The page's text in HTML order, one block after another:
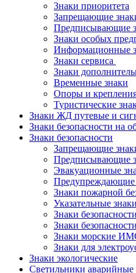
Знаки приоритета
Запрещающие
Предписывающие
Знаки особых
Информационные
Знаки сервиса
Знаки
Временные знаки
Опоры и
Туристические
Знаки ЖД путевые и
Знаки безопасности на
Знаки безопасности
Запрещающие
Предписывающие
Эвакуационные
Предупреждающие
Знаки пожарной
Указательные
Знаки
Знаки
Знаки морские
Знаки для
Знаки экологические
Светильники аварийные